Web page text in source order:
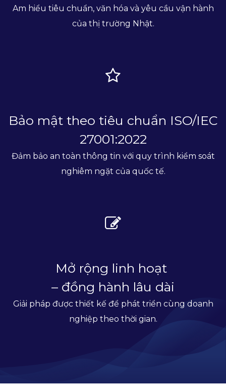
Am hiểu tiêu chuẩn, văn hóa và yêu cầu vận hành
của thị trường Nhật.
Bảo mật theo tiêu chuẩn ISO/IEC
27001:2022
Đảm bảo an toàn thông tin với quy trình kiểm soát
nghiêm ngặt của quốc tế.
Mở rộng linh hoạt
– đồng hành lâu dài
Giải pháp được thiết kế để phát triển cùng doanh
nghiệp theo thời gian.